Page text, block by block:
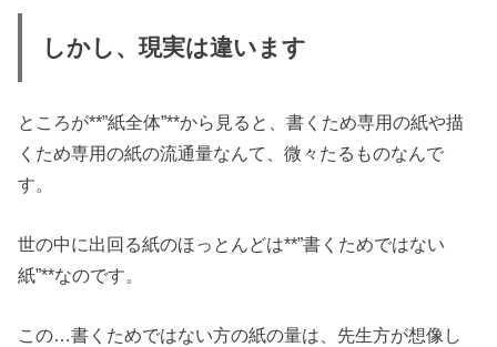
しかし、現実は違います
ところが**”紙全体”**から見ると、書くため専用の紙や描
くため専用の紙の流通量なんて、微々たるものなんで
す。
世の中に出回る紙のほっとんどは**”書くためではない
紙”**なのです。
この…書くためではない方の紙の量は、先生方が想像し